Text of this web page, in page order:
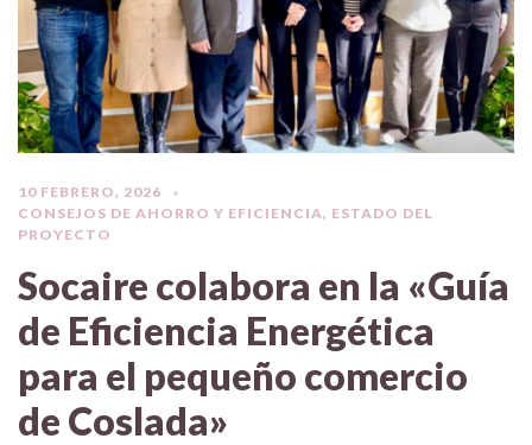
10 FEBRERO, 2026
CONSEJOS DE AHORRO Y EFICIENCIA, ESTADO DEL
PROYECTO
Socaire colabora en la «Guía
de Eficiencia Energética
para el pequeño comercio
de Coslada»